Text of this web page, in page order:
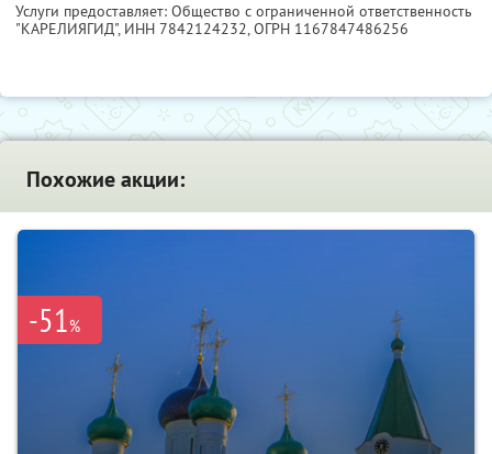
Услуги предоставляет: Общество с ограниченной ответственность
"КАРЕЛИЯГИД", ИНН 7842124232, ОГРН 1167847486256
Похожие акции:
-51%